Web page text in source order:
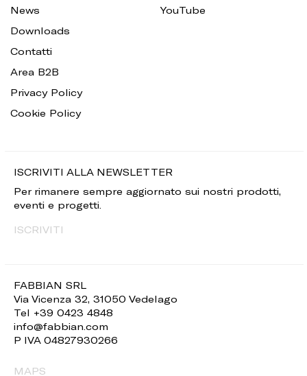
FABBIAN SRL
Via Vicenza 32, 31050 Vedelago
Tel +39 0423 4848
info@fabbian.com
P IVA 04827930266
MAPS
News
Downloads
Contatti
Area B2B
Privacy Policy
Cookie Policy
YouTube
ISCRIVITI ALLA NEWSLETTER
Per rimanere sempre aggiornato sui nostri prodotti,
eventi e progetti.
ISCRIVITI